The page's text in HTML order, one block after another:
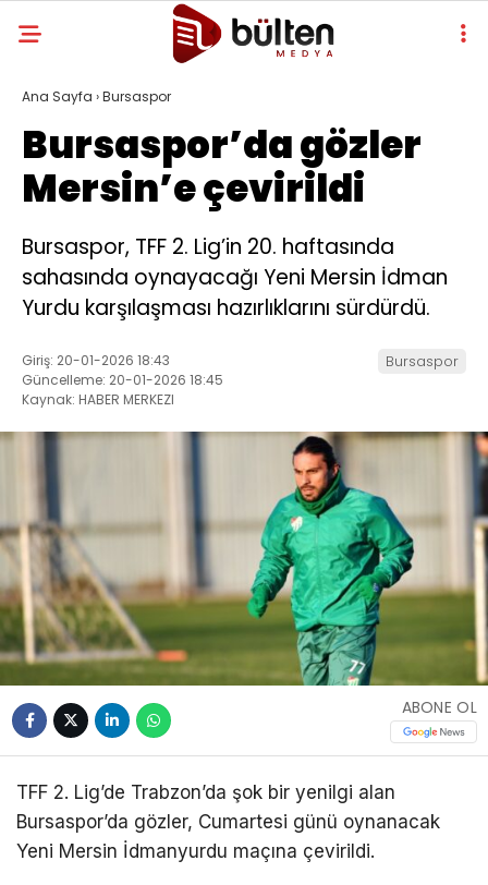
Ana Sayfa ›Bursaspor
Bursaspor’da gözler
Mersin’e çevirildi
Bursaspor, TFF 2. Lig’in 20. haftasında
sahasında oynayacağı Yeni Mersin İdman
Yurdu karşılaşması hazırlıklarını sürdürdü.
Giriş: 20-01-2026 18:43
Güncelleme: 20-01-2026 18:45
Kaynak: HABER MERKEZI
Bursaspor
ABONE OL
TFF 2. Lig’de Trabzon’da şok bir yenilgi alan
Bursaspor’da gözler, Cumartesi günü oynanacak
Yeni Mersin İdmanyurdu maçına çevirildi.